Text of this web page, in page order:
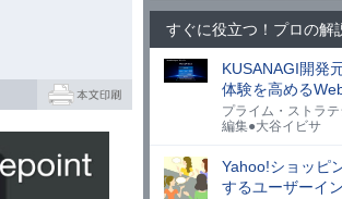
すぐに役立つ！プロの解
KUSANAGI開発
体験を高める
プライム・ストラ
編集●大谷イビサ
Yahoo!ショッピ
するユーザーイ